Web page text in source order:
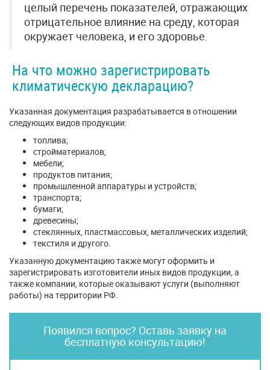
целый перечень показателей, отражающих
отрицательное влияние на среду, которая
окружает человека, и его здоровье.
На что можно зарегистрировать
климатическую декларацию?
Указанная документация разрабатывается в отношении
следующих видов продукции:
топлива;
стройматериалов;
мебели;
продуктов питания;
промышленной аппаратуры и устройств;
транспорта;
бумаги;
древесины;
стеклянных, пластмассовых, металлических изделий;
текстиля и другого.
Указанную документацию также могут оформить и
зарегистрировать изготовители иных видов продукции, а
также компании, которые оказывают услуги (выполняют
работы) на территории РФ.
Появился вопрос? Оставь заявку на
бесплатную консультацию!